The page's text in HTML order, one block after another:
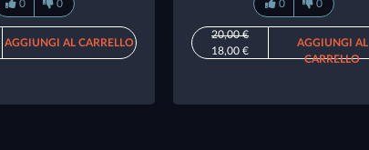
0 0
AGGIUNGI AL CARRELLO
0 0
20,00 €
18,00 €
AGGIUNGI AL
CARRELLO